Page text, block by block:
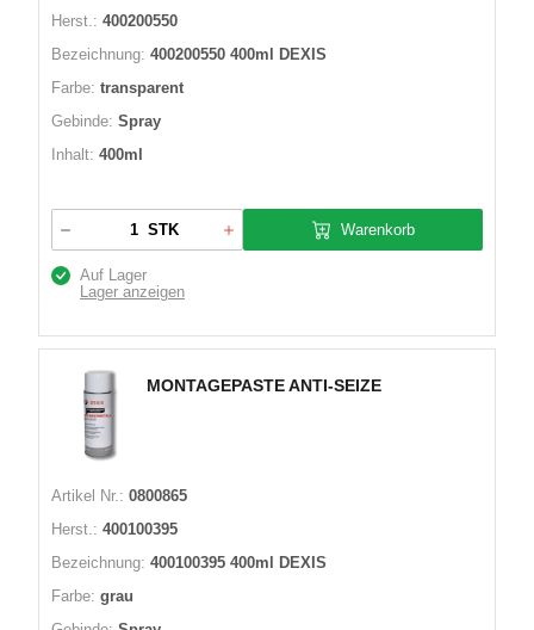
Herst.: 400200550
Bezeichnung: 400200550 400ml DEXIS
Farbe: transparent
Gebinde: Spray
Inhalt: 400ml
STK Warenkorb
Auf Lager
Lager anzeigen
MONTAGEPASTE ANTI-SEIZE
Artikel Nr.: 0800865
Herst.: 400100395
Bezeichnung: 400100395 400ml DEXIS
Farbe: grau